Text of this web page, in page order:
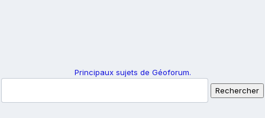
Principaux sujets de Géoforum.